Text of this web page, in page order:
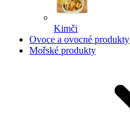
Kimči
Ovoce a ovocné produkty
Mořské produkty